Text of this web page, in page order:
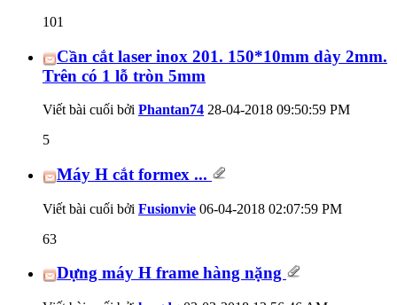
101
Cần cắt laser inox 201. 150*10mm dày 2mm.
Trên có 1 lỗ tròn 5mm
Viết bài cuối bởi Phantan74 28-04-2018 09:50:59 PM
5
Máy H cắt formex ...
Viết bài cuối bởi Fusionvie 06-04-2018 02:07:59 PM
63
Dựng máy H frame hàng nặng